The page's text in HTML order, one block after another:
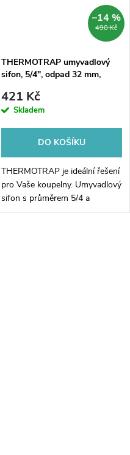
490 Kč
–14 %
THERMOTRAP umyvadlový
sifon, 5/4", odpad 32 mm,
421 Kč
Skladem
DO KOŠÍKU
THERMOTRAP je ideální řešení
pro Vaše koupelny. Umyvadlový
sifon s průměrem 5/4 a
odpadem 32 mm je vyroben z